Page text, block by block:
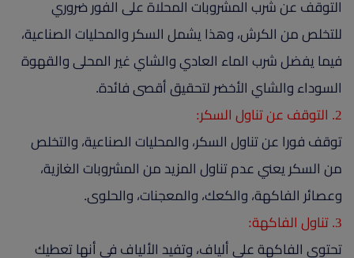
التوقف عن شرب المشروبات المحلاة على الفور ضروري
للتخلص من الكرش، وهذا يشمل السكر والمحليات الصناعية،
فيما يفضل شرب الماء العادي والشاي غير المحلى والقهوة
السوداء والشاي الأخضر لتحقيق أقصى فائدة.
2. التوقف عن تناول السكر:
توقف فورا عن تناول السكر، والمحليات الصناعية، والتخلص
من السكر يعني عدم تناول المزيد من المشروبات الغازية،
وعصائر الفاكهة، والكعك، والمعجنات، والحلوى.
3. تناول الفاكهة:
تحتوي الفاكهة على ألياف، وتفيد الألياف في أنها تعطيك